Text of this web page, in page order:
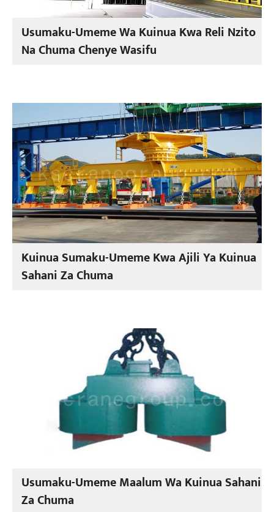
Usumaku-Umeme Wa Kuinua Kwa Reli Nzito
Na Chuma Chenye Wasifu
Kuinua Sumaku-Umeme Kwa Ajili Ya Kuinua
Sahani Za Chuma
Usumaku-Umeme Maalum Wa Kuinua Sahani
Za Chuma